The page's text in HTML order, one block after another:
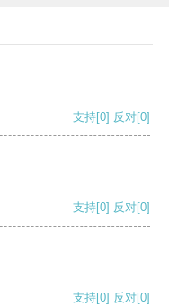
支持[0] 反对[0]
支持[0] 反对[0]
支持[0] 反对[0]